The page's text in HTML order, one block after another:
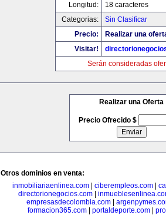
Longitud:
18 caracteres
Categorias:
Sin Clasificar
Precio:
Realizar una
Visitar!
Serán consideradas
Realizar una Oferta
Precio Ofrecido $
Otros dominios en venta:
inmobiliariaenlinea.com| ciberempleos.com|
directorionegocios.com
empresasdecolombia.com|
formacion365.com| portaldeporte.com|